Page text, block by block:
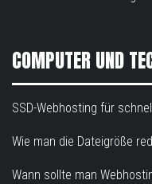
COMPUTER UND
SSD-Webhosting für
Wie man die Dateigröße
Wann sollte man